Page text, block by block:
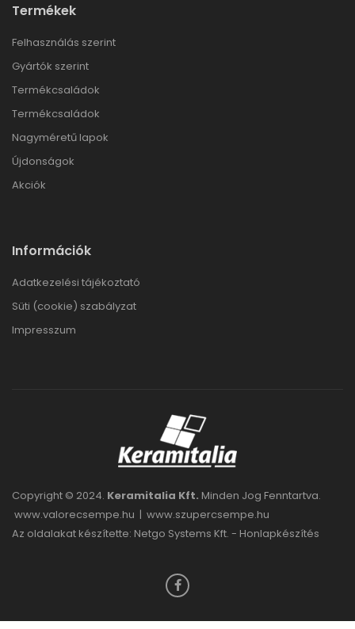
Termékek
Felhasználás szerint
Gyártók szerint
Termékcsaládok
Termékcsaládok
Nagyméretű lapok
Újdonságok
Akciók
Információk
Adatkezelési tájékoztató
Süti (cookie) szabályzat
Impresszum
Copyright © 2024. Keramitalia Kft. Minden Jog Fenntartva.
www.valorecsempe.hu | www.szupercsempe.hu
Az oldalakat készítette: Netgo Systems Kft. - Honlapkészítés